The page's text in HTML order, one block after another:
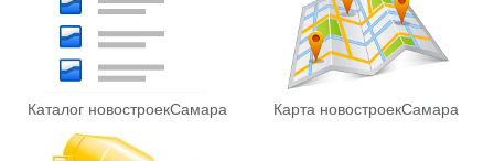
Каталог новостроекСамара Карта новостроекСамара